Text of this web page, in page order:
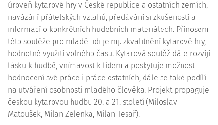
úroveň kytarové hry v České republice a ostatních zemích,
navázání přátelských vztahů, předávání si zkušeností a
informací o konkrétních hudebních materiálech. Přínosem
této soutěže pro mladé lidi je mj. zkvalitnění kytarové hry,
hodnotné využití volného času. Kytarová soutěž dále rozvíjí
lásku k hudbě, vnímavost k lidem a poskytuje možnost
hodnocení své práce i práce ostatních, dále se také podílí
na utváření osobnosti mladého člověka. Projekt propaguje
českou kytarovou hudbu 20. a 21. století (Miloslav
Matoušek, Milan Zelenka, Milan Tesař).